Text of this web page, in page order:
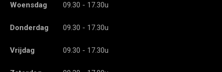
Woensdag 09.30 - 17.30u
Donderdag 09.30 - 17.30u
Vrijdag 09.30 - 17.30u